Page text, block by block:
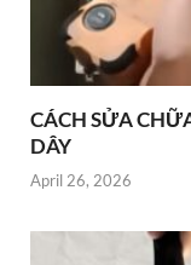
CÁCH SỬA
DÂY
April 26, 2026